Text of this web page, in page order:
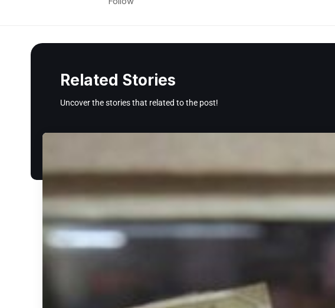
Related Stories
Uncover the stories that related to the post!